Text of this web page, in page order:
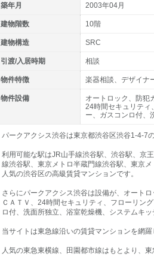
築年月 2003年04月
建物階数 10階
建物構造 SRC
引渡/入居時期 相談
物件特徴 楽器相談、デザイナ
物件設備
オートロック、防犯
24時間セキュリティ
ー、ガスコンロ付、
パークアクシス渋谷は東京都渋谷区渋谷1-4-7
利用可能な駅はJR山手線渋谷駅、渋谷駅、京
線渋谷駅、東京メトロ半蔵門線渋谷駅、東京
人気の渋谷区の高級賃貸マンションです。
さらにパークアクシス渋谷は設備が、オート
ＣＡＴＶ、24時間セキュリティ、フローリン
ロ付、洗面所独立、浴室乾燥機、システムキ
当サイトは東急線沿いの賃貸マンションを網
人気の東急東横線、田園都市線はもとより、